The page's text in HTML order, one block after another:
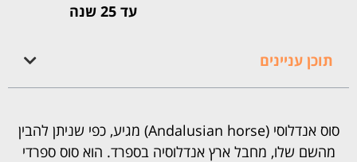
עד 25 שנה
תוכן עניינים
סוס אנדלוסי (Andalusian horse) מגיע, כפי שניתן להבין
מהשם שלו, מחבל ארץ אנדלוסיה בספרד. הוא סוס ספרדי